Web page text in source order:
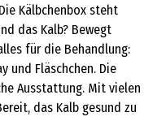
Kälbchenbox steht
das Kalb? Bewegt
für die Behandlung:
und Fläschchen. Die
Ausstattung. Mit vielen
das Kalb gesund zu